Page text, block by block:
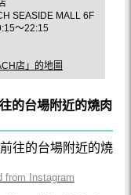
SEASIDE MALL 6F
～22:15
店」的地圖
的台場附近的燒肉
Instagram